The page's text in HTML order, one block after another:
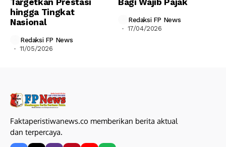
Targetkan Prestasi
hingga Tingkat
Nasional
Redaksi FP News
11/05/2026
Bagi Wajib Pajak
Redaksi FP News
17/04/2026
Faktaperistiwanews.co memberikan berita aktual
dan terpercaya.